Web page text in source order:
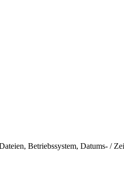
Betriebssystem, Datums- /